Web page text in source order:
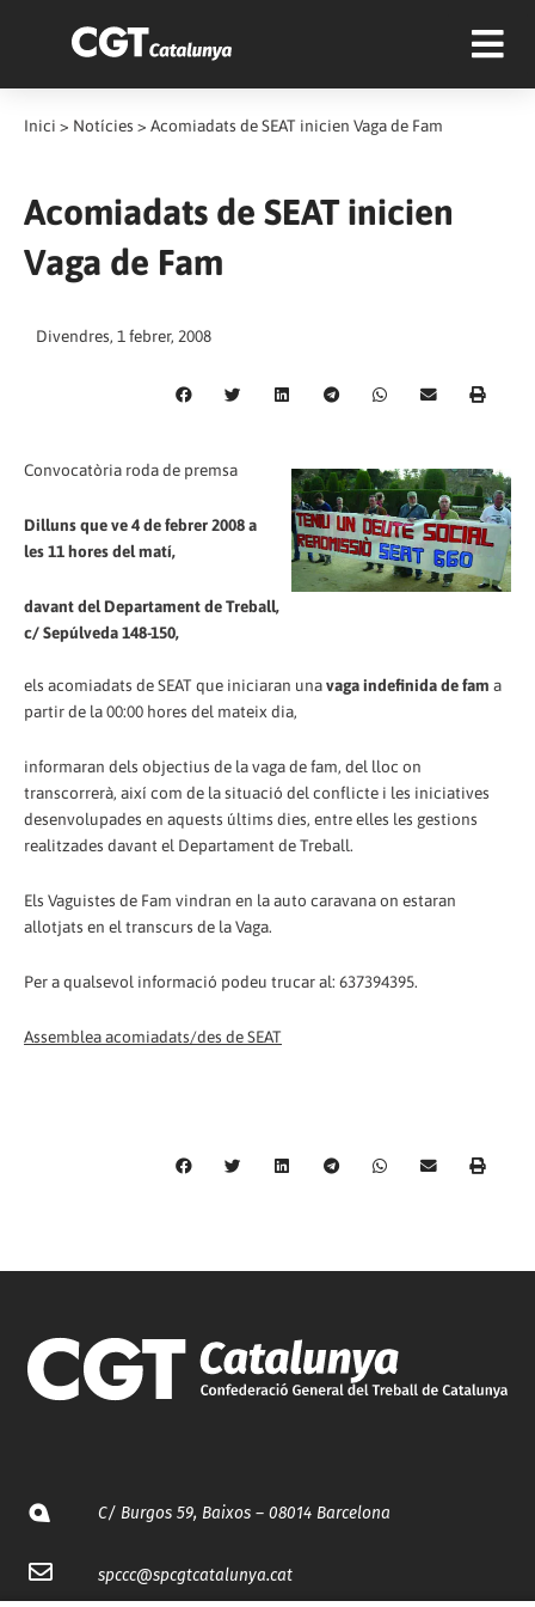
Inici > Notícies > Acomiadats de SEAT inicien Vaga de Fam
Acomiadats de SEAT inicien
Vaga de Fam
Divendres, 1 febrer, 2008
Convocatòria roda de premsa
Dilluns que ve 4 de febrer 2008 a
les 11 hores del matí,
davant del Departament de Treball,
c/ Sepúlveda 148-150,
els acomiadats de SEAT que iniciaran unavaga indefinida de fam a
partir de la 00:00 hores del mateix dia,
informaran dels objectius de la vaga de fam, del lloc on
transcorrerà, així com de la situació del conflicte i les iniciatives
desenvolupades en aquests últims dies, entre elles les gestions
realitzades davant el Departament de Treball.
Els Vaguistes de Fam vindran en la auto caravana on estaran
allotjats en el transcurs de la Vaga.
Per a qualsevol informació podeu trucar al: 637394395.
Assemblea acomiadats/des de SEAT
C/ Burgos 59, Baixos – 08014 Barcelona
spccc@spcgtcatalunya.cat